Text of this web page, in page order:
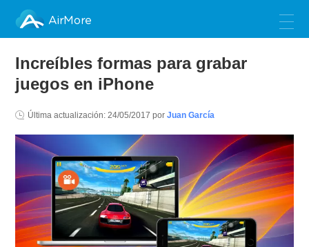
AirMore
Increíbles formas para grabar
juegos en iPhone
Última actualización:24/05/2017 porJuan García